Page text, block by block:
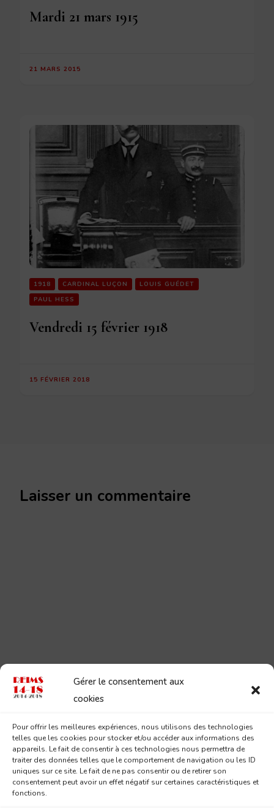
Gérer le consentement aux
cookies
Pour offrir les meilleures expériences, nous utilisons des technologies
telles que les cookies pour stocker et/ou accéder aux informations des
appareils. Le fait de consentir à ces technologies nous permettra de
traiter des données telles que le comportement de navigation ou les ID
uniques sur ce site. Le fait de ne pas consentir ou de retirer son
consentement peut avoir un effet négatif sur certaines caractéristiques et
fonctions.
Mardi 21 mars 1915
21 MARS 2015
1918 CARDINAL LUÇON
LOUIS GUÉDET
PAUL HESS
Vendredi 15 février 1918
15 FÉVRIER 2018
Laisser un commentaire